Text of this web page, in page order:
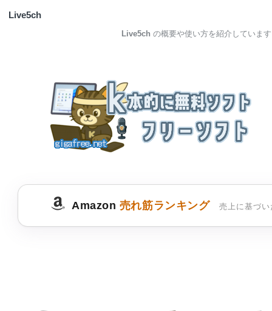
Live5ch
Live5ch の概要や使い方を紹介しています
Amazon 売れ筋ランキング 売上に基づ